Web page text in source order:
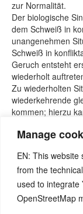
Manage
EN: This
from the
used to integrate
OpenStreetMap
zur Normalität.
Der biologische
dem Schweiß in
unangenehmen
Schweiß in
Geruch entsteht
wiederholt
Zu wiederholten
wiederkehrende
kommen; hierzu
Quellen:
Seminare von
Naturnah-
Internetseite